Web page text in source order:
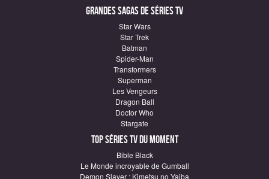
Grandes sagas de Séries TV
Star Wars
Star Trek
Batman
Spider-Man
Transformers
Superman
Les Vengeurs
Dragon Ball
Doctor Who
Stargate
Top Séries TV du moment
Bible Black
Le Monde incroyable de Gumball
Demon Slayer : Kimetsu no Yaiba